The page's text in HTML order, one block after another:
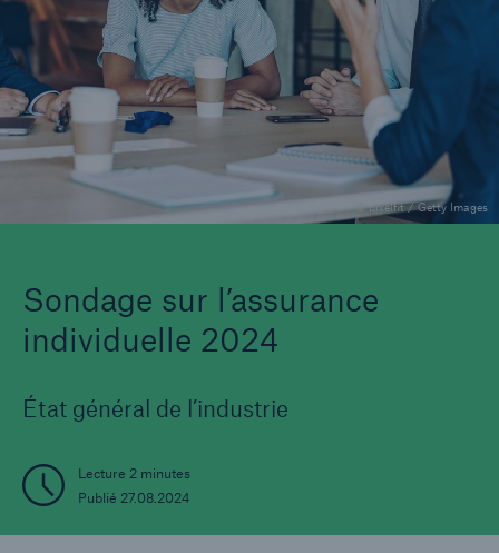
Sondage sur l’assurance
individuelle 2024
État général de l’industrie
Lecture 2 minutes
Publié 27.08.2024
© pixelfit / Getty Images
Entreprise
Carrières